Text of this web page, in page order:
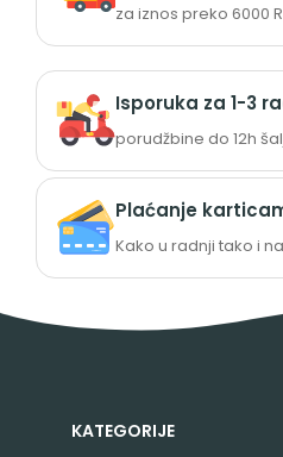
za iznos preko 6000
Isporuka za 1-3
porudžbine do 12h
Plaćanje
Kako u radnji tako i
KATEGORIJE